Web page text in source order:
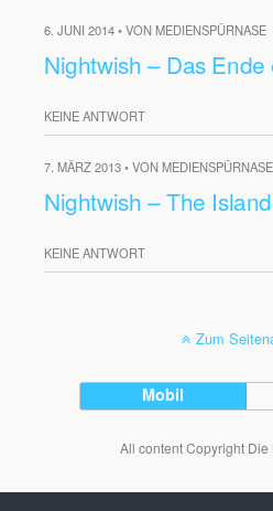
6. JUNI 2014 • VON MEDIENSPÜRNASE
Nightwish – Das
KEINE ANTWORT
7. MÄRZ 2013 • VON MEDIENSPÜRNASE
Nightwish – The
KEINE ANTWORT
Zum
Mobil
All content Copyright